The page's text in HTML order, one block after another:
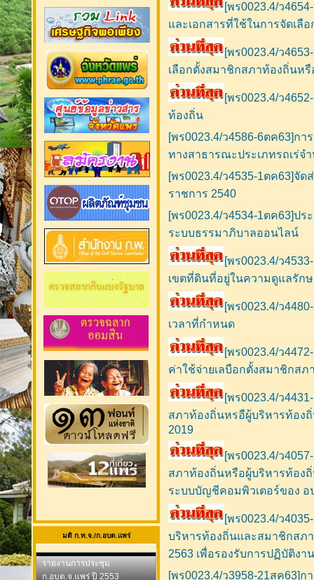
มติ ก.ท.จ./ก.อบต.แพร่
รายงานการประชุม
ก.อบต.จ.แพร่ ปี 2553
[พร0023.4/ว
และเอกสารที่ใช้ในการจัดเ
[พร0023.4/ว
เลือกตั้งสมาชิกสภาท้องถิ่นห
[พร0023.4/ว
ท้องถิ่น
[พร0023.4/ว4586-6ตค63]
ทางสาธารณะประเภทรถเร่จ
[พร0023.4/ว4535-1ตค63]จั
ราชการ 2540
[พร0023.4/ว4534-1ตค63]ป
ระบบธรรมาภิบาลออนไลน์
[พร0023.4/ว
เขตที่ดินที่อยู่ในความดูแลรัก
[พร0023.4/ว
เวลาที่กำหนด
[พร0023.4/ว
ค่าใช้จ่ายเลบือกตั้งสมาชิกสภ
[พร0023.4/ว
สภาท้องถิ่นหรอืผู้บริหารท้อง
2019
[พร0023.4/ว
สภาท้องถิ่นหรือผู้บริหารท้อง
ระบบบัญชีคอมพิวเตอร์ของ อ
[พร0023.4/ว
บริหารท้องถิ่นและสมาชิกสภ
2563 เพื่อรองรับการปฏิบัติง
[พร0023.4/ว3958-21สค63]